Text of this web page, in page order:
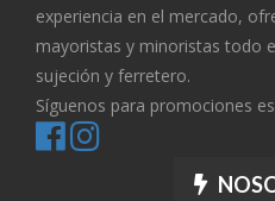
experiencia en el mercado,
mayoristas y minoristas todo
sujeción y ferretero.
Síguenos para promociones